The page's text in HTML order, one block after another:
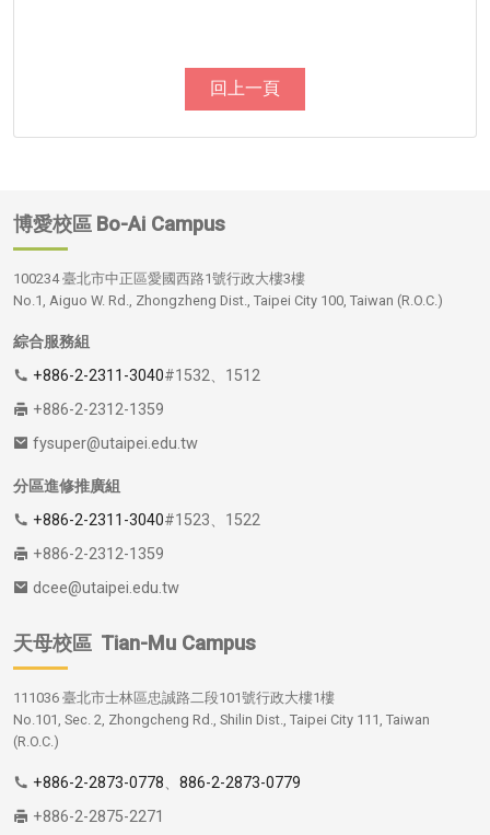
回上一頁
博愛校區 Bo-Ai Campus
100234 臺北市中正區愛國西路1號行政大樓3樓
No.1, Aiguo W. Rd., Zhongzheng Dist., Taipei City 100, Taiwan (R.O.C.)
綜合服務組
+886-2-2311-3040#1532、1512
+886-2-2312-1359
fysuper@utaipei.edu.tw
分區進修推廣組
+886-2-2311-3040#1523、1522
+886-2-2312-1359
dcee@utaipei.edu.tw
天母校區 Tian-Mu Campus
111036 臺北市士林區忠誠路二段101號行政大樓1樓
No.101, Sec. 2, Zhongcheng Rd., Shilin Dist., Taipei City 111, Taiwan
(R.O.C.)
+886-2-2873-0778、 886-2-2873-0779
+886-2-2875-2271